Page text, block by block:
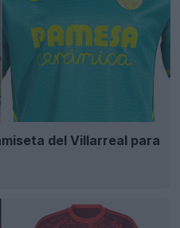
del Villarreal para